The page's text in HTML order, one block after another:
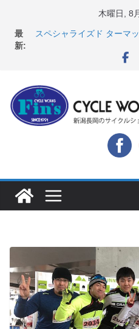
木曜日, 8
最
新:
店頭のセールバイク在庫
バイクなど（２０２６・７
スペシャライズド ターマ
ロ発表！ ＆ オンヨネ ウ
8月1・2日 YOELEO試乗
LAZER 最高峰ヘルメット
店頭のセールバイク在庫
バイクなど（２０２６・
【 重要 】お支払いにつ
ムと、入荷してきました